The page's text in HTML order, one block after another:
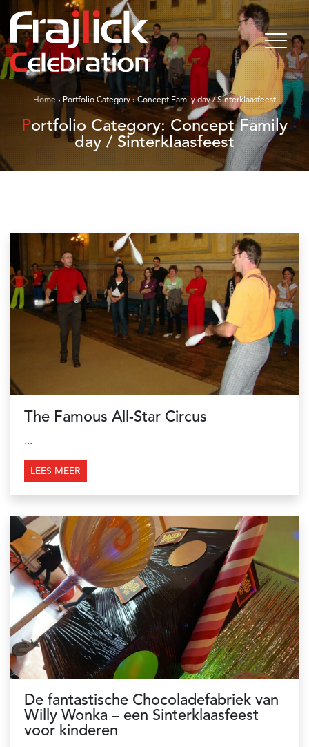
Home › Portfolio Category ›Concept Family day / Sinterklaasfeest
Portfolio Category:Concept Family
day / Sinterklaasfeest
The Famous All-Star Circus
...
LEES MEER
De fantastische Chocoladefabriek van
Willy Wonka – een Sinterklaasfeest
voor kinderen